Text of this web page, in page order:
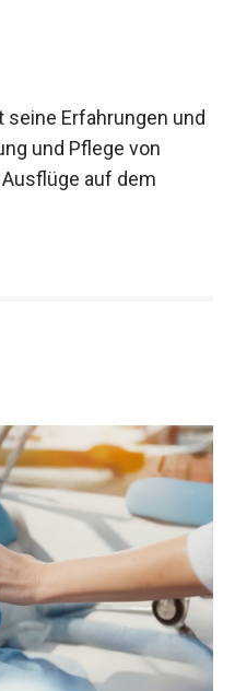
seine Erfahrungen und
und Pflege von
auf dem